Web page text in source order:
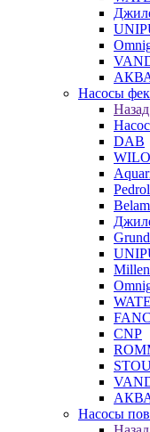
Насосы
Назад
DAB
WILO
CNP
Насосы